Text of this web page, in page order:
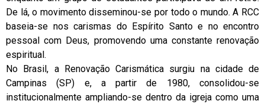
De lá, o movimento disseminou-se por todo o mundo. A RCC
baseia-se nos carismas do Espírito Santo e no encontro
pessoal com Deus, promovendo uma constante renovação
espiritual.
No Brasil, a Renovação Carismática surgiu na cidade de
Campinas (SP) e, a partir de 1980, consolidou-se
institucionalmente ampliando-se dentro da igreja como uma